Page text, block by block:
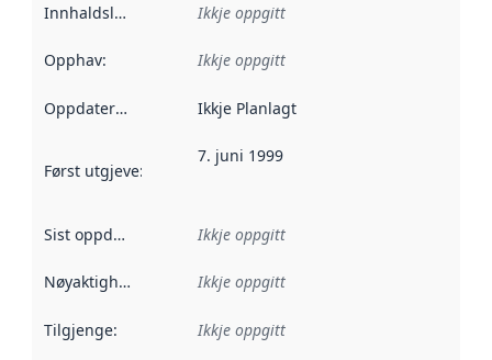
Innhaldsleverandørar :
Ikkje oppgitt
Opphav: Ikkje oppgitt
Oppdateringsfrekvens :
Ikkje Planlagt
Først utgjeve: Denne datoen seier når dataa i dette
7. juni 1999
Sist oppdatert Ikkje oppgitt
Nøyaktigheit Ikkje oppgitt
Tilgjenge: Ikkje oppgitt